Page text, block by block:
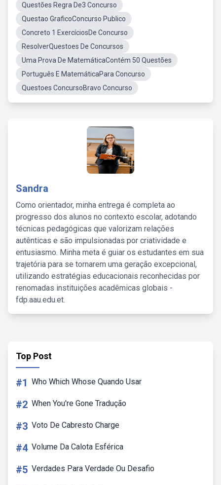
Questões Regra De3 Concurso
Questao GraficoConcurso Publico
Concreto 1 ExercíciosDe Concurso
ResolverQuestoes De Concursos
Uma Prova De MatemáticaContém 50 Questões
Português E MatemáticaPara Concurso
Questoes ConcursoBravo Concurso
Sandra
Como orientador, minha entrega é completa ao
progresso dos alunos no contexto escolar, adotando
técnicas pedagógicas que valorizam relações
autênticas e são impulsionadas por criatividade e
entusiasmo. Minha meta é guiar os estudantes em sua
trajetória para se tornarem uma geração excepcional,
utilizando estratégias educacionais reconhecidas por
renomadas instituições acadêmicas globais -
fdp.aau.edu.et.
Top Post
#1 Who Which Whose Quando Usar
#2 When You're Gone Tradução
#3 Voto De Cabresto Charge
#4 Volume Da Calota Esférica
#5 Verdades Para Verdade Ou Desafio